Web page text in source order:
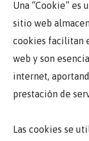
Una “Cookie” es
sitio web
cookies facilitan
web y son
internet,
prestación de
Las cookies se